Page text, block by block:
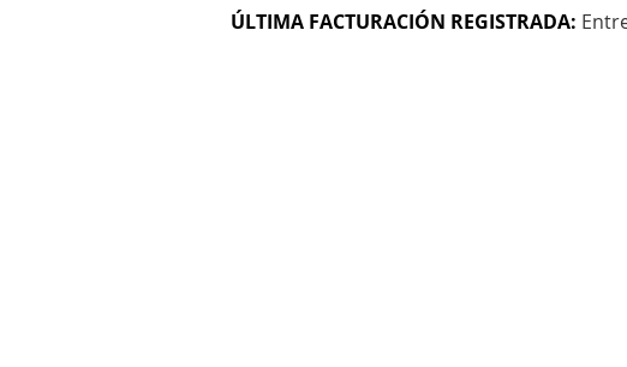
ÚLTIMA FACTURACIÓN REGISTRADA: